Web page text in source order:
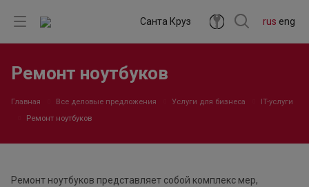
rus eng
Санта Круз
Ремонт ноутбуков
Главная Все деловые предложения Услуги для бизнеса
IT-услуги
Ремонт ноутбуков
Ремонт ноутбуков представляет собой комплекс мер,